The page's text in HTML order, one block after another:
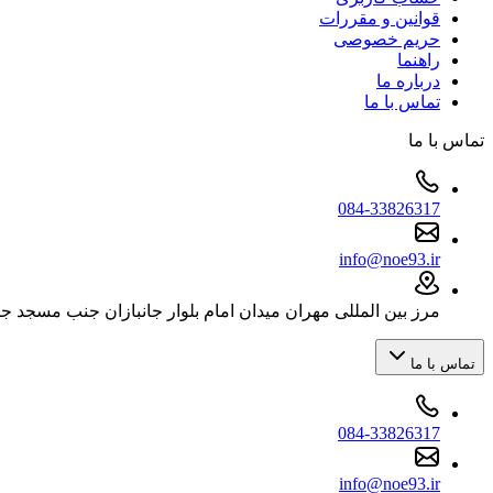
قوانین و مقررات
حریم خصوصی
راهنما
درباره ما
تماس با ما
تماس با ما
084-33826317
info@noe93.ir
مرز بین المللی مهران میدان امام بلوار جانبازان جنب مسجد
تماس با ما
084-33826317
info@noe93.ir